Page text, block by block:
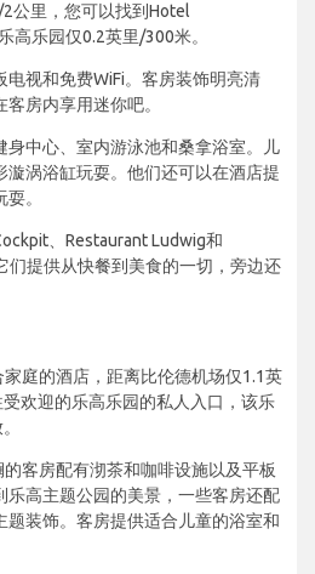
公里，您可以找到Hotel
高乐园仅0.2英里/300米。
视和免费WiFi。客房装饰明亮清
房内享用迷你吧。
中心、室内游泳池和桑拿浴室。儿
漩涡浴缸玩耍。他们还可以在酒店提
。
、Restaurant Ludwig和
们提供从快餐到美食的一切，旁边还
庭的酒店，距离比伦德机场仅1.1英
欢迎的乐高乐园的私人入口，该乐
客房配有沏茶和咖啡设施以及平板
乐高主题公园的美景，一些客房还配
题装饰。客房提供适合儿童的浴室和